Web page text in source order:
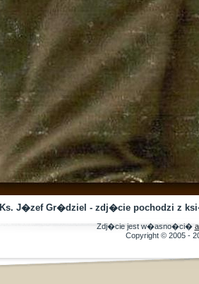
Ks. J�zef Gr�dziel - zdj�cie pochodzi z
Zdj�cie jest w�asno�ci�
Copyright © 2005 -